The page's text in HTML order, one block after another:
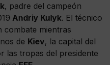
, padre del campeón
Andriy Kulyk. El técnico
combate mientras
de Kiev, la capital del
las tropas del presidente